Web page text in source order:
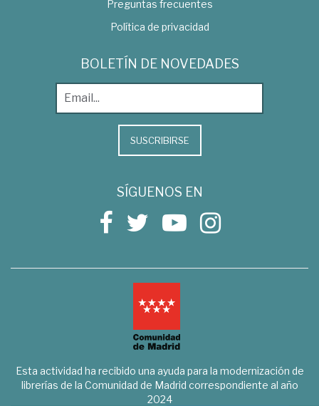
Preguntas frecuentes
Política de privacidad
BOLETÍN DE NOVEDADES
SUSCRIBIRSE
SÍGUENOS EN
Esta actividad ha recibido una ayuda para la modernización de
librerías de la Comunidad de Madrid correspondiente al año
2024